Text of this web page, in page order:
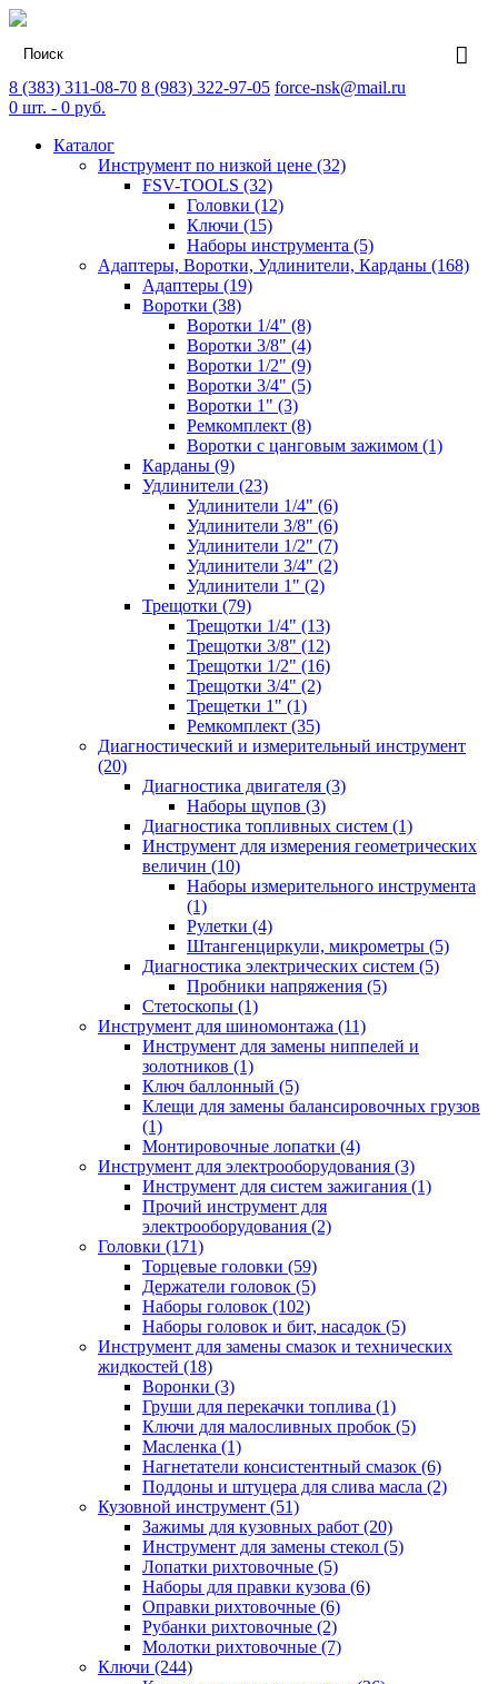
8 (383) 311-08-70 8 (983) 322-97-05 force-nsk@mail.ru
0 шт. - 0 руб.
Каталог
Инструмент по низкой цене (32)
FSV-TOOLS (32)
Головки (12)
Ключи (15)
Наборы инструмента (5)
Адаптеры, Воротки, Удлинители, Карданы (168)
Адаптеры (19)
Воротки (38)
Воротки 1/4" (8)
Воротки 3/8" (4)
Воротки 1/2" (9)
Воротки 3/4" (5)
Воротки 1" (3)
Ремкомплект (8)
Воротки с цанговым зажимом (1)
Карданы (9)
Удлинители (23)
Удлинители 1/4" (6)
Удлинители 3/8" (6)
Удлинители 1/2" (7)
Удлинители 3/4" (2)
Удлинители 1" (2)
Трещотки (79)
Трещотки 1/4" (13)
Трещотки 3/8" (12)
Трещотки 1/2" (16)
Трещотки 3/4" (2)
Трещетки 1" (1)
Ремкомплект (35)
Диагностический и измерительный инструмент
(20)
Диагностика двигателя (3)
Наборы щупов (3)
Диагностика топливных систем (1)
Инструмент для измерения геометрических
величин (10)
Наборы измерительного инструмента
(1)
Рулетки (4)
Штангенциркули, микрометры (5)
Диагностика электрических систем (5)
Пробники напряжения (5)
Стетоскопы (1)
Инструмент для шиномонтажа (11)
Инструмент для замены ниппелей и
золотников (1)
Ключ баллонный (5)
Клещи для замены балансировочных грузов
(1)
Монтировочные лопатки (4)
Инструмент для электрооборудования (3)
Инструмент для систем зажигания (1)
Прочий инструмент для
электрооборудования (2)
Головки (171)
Торцевые головки (59)
Держатели головок (5)
Наборы головок (102)
Наборы головок и бит, насадок (5)
Инструмент для замены смазок и технических
жидкостей (18)
Воронки (3)
Груши для перекачки топлива (1)
Ключи для малосливных пробок (5)
Масленка (1)
Нагнетатели консистентный смазок (6)
Поддоны и штуцера для слива масла (2)
Кузовной инструмент (51)
Зажимы для кузовных работ (20)
Инструмент для замены стекол (5)
Лопатки рихтовочные (5)
Наборы для правки кузова (6)
Оправки рихтовочные (6)
Рубанки рихтовочные (2)
Молотки рихтовочные (7)
Ключи (244)